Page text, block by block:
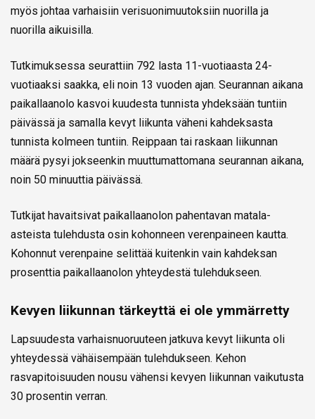
myös johtaa varhaisiin verisuonimuutoksiin nuorilla ja
nuorilla aikuisilla.
Tutkimuksessa seurattiin 792 lasta 11-vuotiaasta 24-
vuotiaaksi saakka, eli noin 13 vuoden ajan. Seurannan aikana
paikallaanolo kasvoi kuudesta tunnista yhdeksään tuntiin
päivässä ja samalla kevyt liikunta väheni kahdeksasta
tunnista kolmeen tuntiin. Reippaan tai raskaan liikunnan
määrä pysyi jokseenkin muuttumattomana seurannan aikana,
noin 50 minuuttia päivässä.
Tutkijat havaitsivat paikallaanolon pahentavan matala-
asteista tulehdusta osin kohonneen verenpaineen kautta.
Kohonnut verenpaine selittää kuitenkin vain kahdeksan
prosenttia paikallaanolon yhteydestä tulehdukseen.
Kevyen liikunnan tärkeyttä ei ole ymmärretty
Lapsuudesta varhaisnuoruuteen jatkuva kevyt liikunta oli
yhteydessä vähäisempään tulehdukseen. Kehon
rasvapitoisuuden nousu vähensi kevyen liikunnan vaikutusta
30 prosentin verran.